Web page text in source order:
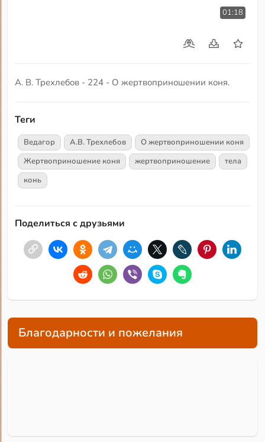
01:18
А. В. Трехлебов - 224 - О жертвоприношении коня.
Теги
Ведагор А.В. Трехлебов
О жертвоприношении коня
Жертвоприношение коня
жертвоприношение
тела
конь
Поделиться с друзьями
Благодарности и пожелания